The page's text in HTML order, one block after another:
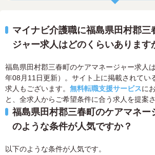
マイナビ介護職に福島県田村郡三
ジャー求人はどのくらいあります
福島県田村郡三春町のケアマネージャー求人
年08月11日更新）。サイト上に掲載されてい
求人もございます。 無料転職支援サービスに
と、全求人からご希望条件に合う求人を提案
福島県田村郡三春町のケアマネー
のような条件が人気ですか？
以下のような条件が人気です。